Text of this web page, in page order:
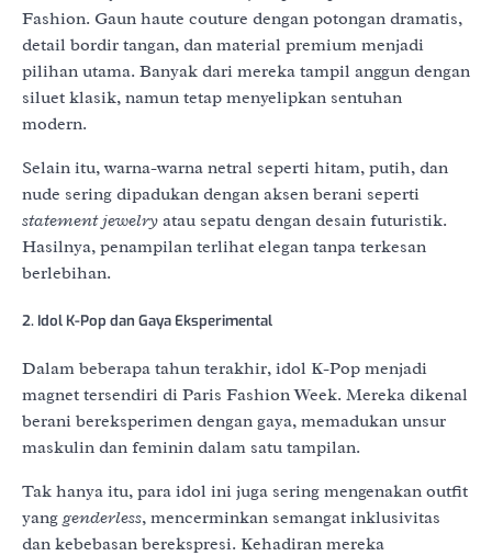
Fashion. Gaun haute couture dengan potongan dramatis,
detail bordir tangan, dan material premium menjadi
pilihan utama. Banyak dari mereka tampil anggun dengan
siluet klasik, namun tetap menyelipkan sentuhan
modern.
Selain itu, warna-warna netral seperti hitam, putih, dan
nude sering dipadukan dengan aksen berani seperti
statement jewelry atau sepatu dengan desain futuristik.
Hasilnya, penampilan terlihat elegan tanpa terkesan
berlebihan.
2. Idol K-Pop dan Gaya Eksperimental
Dalam beberapa tahun terakhir, idol K-Pop menjadi
magnet tersendiri di Paris Fashion Week. Mereka dikenal
berani bereksperimen dengan gaya, memadukan unsur
maskulin dan feminin dalam satu tampilan.
Tak hanya itu, para idol ini juga sering mengenakan outfit
yang genderless, mencerminkan semangat inklusivitas
dan kebebasan berekspresi. Kehadiran mereka